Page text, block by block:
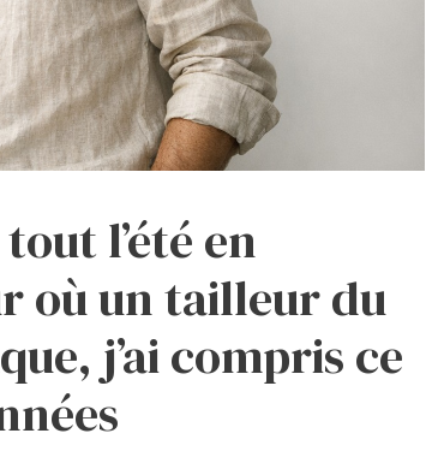
l’été en
où un tailleur du
j’ai compris ce